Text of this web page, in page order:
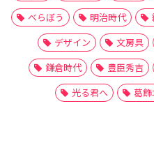
べらぼう
明治時代
デザイン
文房具
鎌倉時代
豊臣秀吉
光る君へ
葛